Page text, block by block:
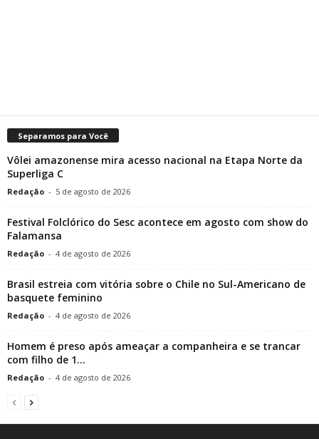
Separamos para Você
Vôlei amazonense mira acesso nacional na Etapa Norte da
Superliga C
Redação - 5 de agosto de 2026
Festival Folclórico do Sesc acontece em agosto com show do
Falamansa
Redação - 4 de agosto de 2026
Brasil estreia com vitória sobre o Chile no Sul-Americano de
basquete feminino
Redação - 4 de agosto de 2026
Homem é preso após ameaçar a companheira e se trancar
com filho de 1...
Redação - 4 de agosto de 2026